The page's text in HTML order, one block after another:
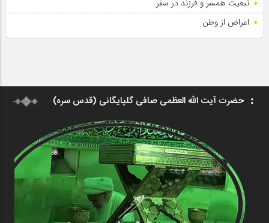
تبعیت همسر و فرزند در سفر
اعراض از وطن
حضرت آیت الله العظمی صافی گلپایگانی (قدس سره)